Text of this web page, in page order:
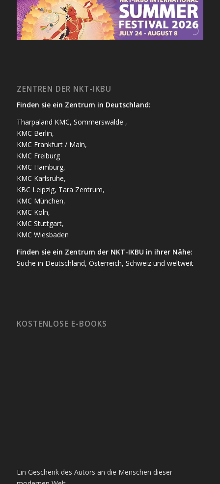
ZENTREN DER NKT-IKBU
Finden sie ein Zentrum in Deutschland:
Tharpaland KMC, Sommerswalde ,
KMC Berlin,
KMC Frankfurt / Main,
KMC Freiburg
KMC Hamburg,
KMC Karlsruhe,
KBC Leipzig, Tara Zentrum,
KMC München,
KMC Köln,
KMC Stuttgart,
KMC Wiesbaden
Finden sie ein Zentrum der NKT-IKBU in ihrer Nähe:
Suche in Deutschland, Österreich, Schweiz und weltweit
KOSTENLOSE E-BOOKS
Ein Geschenk des Autors an die Menschen dieser